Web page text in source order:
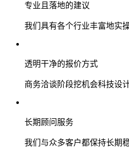
专业且落地的建议
我们具有各个行业丰富地实
透明干净的报价方式
商务洽谈阶段挖机会科技设
长期顾问服务
我们与众多客户都保持长期